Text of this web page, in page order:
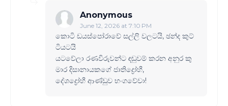
Anonymous
June 12, 2026 at 7:10 PM
කොටි ඩයස්පෝරාවේ සල්ලි වලටයි, ඡන්ද කුට්
ටියටයි
යටවේලා රණවිරුවන්ට ඳඬුවම් කරන අනුර කු
මාර දිසානායකගේ ජාතිද්‍රෝහී,
දේශද්‍රෝහී ආණ්ඩුව භංගවේවා!